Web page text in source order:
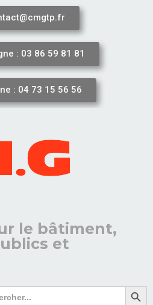
: 03 86 59 81 81
: 04 73 15 56 56
le bâtiment,
et
Search